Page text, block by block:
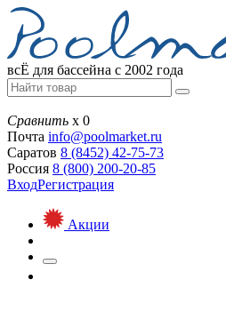
всЁ для бассейна с 2002 года
Сравнить х 0
Почта info@poolmarket.ru
Саратов 8 (8452) 42-75-73
Россия 8 (800) 200-20-85
ВходРегистрация
Акции